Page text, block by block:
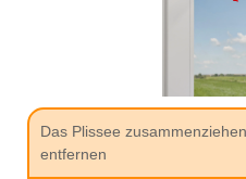
Das Plissee
entfernen